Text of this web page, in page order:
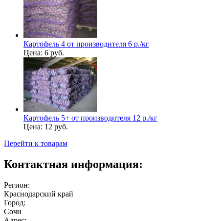
Картофель 4 от производителя 6 р./кг
Цена: 6 руб.
Картофель 5+ от производителя 12 р./кг
Цена: 12 руб.
Перейти к товарам
Контактная информация:
Регион:
Краснодарский край
Город:
Сочи